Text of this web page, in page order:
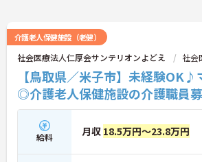
介護老人保健施設（老健）
社会医療法人仁厚会サンテリオンよどえ 社会
【鳥取県／米子市】未経験
◎介護老人保健施設の介護職員
給料 月収 18.5万円～23.8万円